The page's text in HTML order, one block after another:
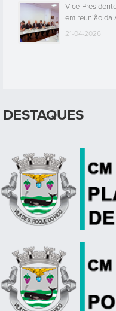
Vice-
em reunião da
21-04-2026
DESTAQUES